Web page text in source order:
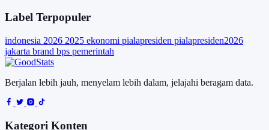
Label Terpopuler
indonesia 2026 2025 ekonomi pialapresiden pialapresiden2026
jakarta brand bps pemerintah
Berjalan lebih jauh, menyelam lebih dalam, jelajahi beragam data.
Kategori Konten